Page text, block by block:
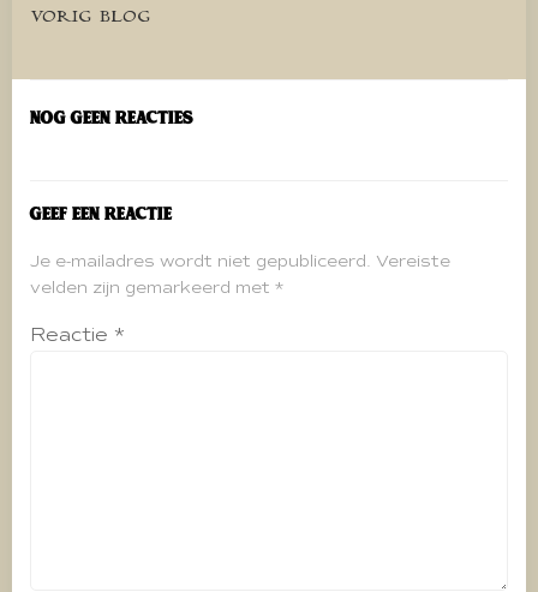
Bericht
navigatie
VORIG BLOG
Nog geen reacties
Geef een reactie
Je e-mailadres wordt niet gepubliceerd. Vereiste
velden zijn gemarkeerd met *
Reactie *